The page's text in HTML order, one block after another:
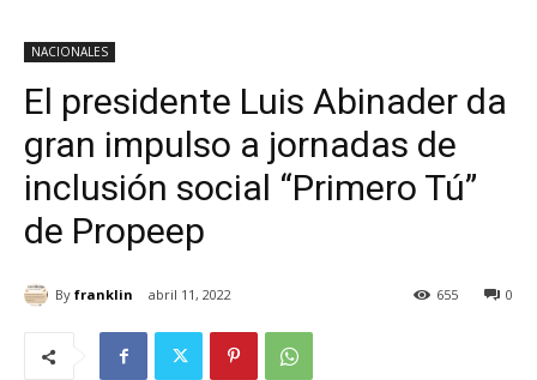
NACIONALES
El presidente Luis Abinader da
gran impulso a jornadas de
inclusión social “Primero Tú”
de Propeep
By franklin abril 11, 2022 0
655